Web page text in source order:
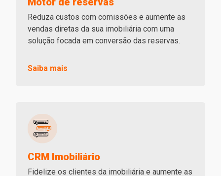
Reduza custos com comissões e aumente as
vendas diretas da sua imobiliária com uma
solução focada em conversão das reservas.
Saiba mais
CRM Imobiliário
Fidelize os clientes da imobiliária e aumente as